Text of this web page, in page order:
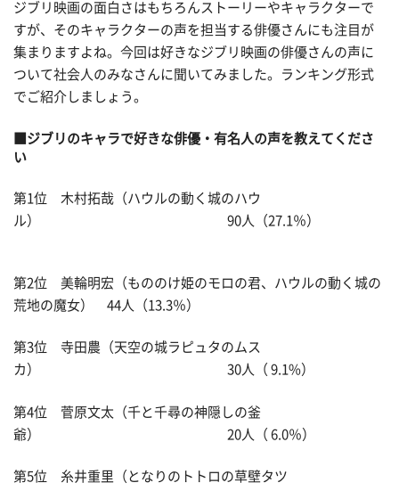
ジブリ映画の面白さはもちろんストーリーやキャラクターで
すが、そのキャラクターの声を担当する俳優さんにも注目が
集まりますよね。今回は好きなジブリ映画の俳優さんの声に
ついて社会人のみなさんに聞いてみました。ランキング形式
でご紹介しましょう。
■ジブリのキャラで好きな俳優・有名人の声を教えてくださ
い
第1位 木村拓哉（ハウルの動く城のハウ
ル） 90人（27.1％）
第2位 美輪明宏（もののけ姫のモロの君、ハウルの動く城の
荒地の魔女） 44人（13.3％）
第3位 寺田農（天空の城ラピュタのムス
カ） 30人（ 9.1%）
第4位 菅原文太（千と千尋の神隠しの釜
爺） 20人（ 6.0％）
第5位 糸井重里（となりのトトロの草壁タツ